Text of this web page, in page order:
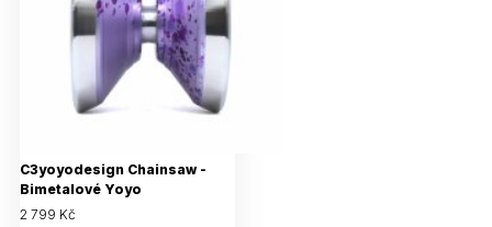
C3yoyodesign Chainsaw -
Bimetalové Yoyo
2 799 Kč